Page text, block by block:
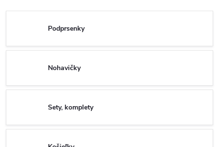
Podprsenky
Nohavičky
Sety, komplety